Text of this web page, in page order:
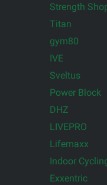
Strength
Titan
gym80
IVE
Sveltus
Power Block
DHZ
LIVEPRO
Lifemaxx
Indoor
Exxentric